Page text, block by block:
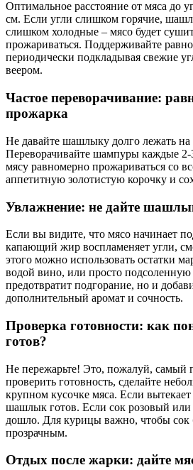
Оптимальное расстояние от мяса до
см. Если угли слишком горячие,
слишком холодные – мясо будет
прожариваться. Поддерживайте
периодически подкладывая свежие
веером.
Частое переворачивание:
прожарка
Не давайте шашлыку долго лежать на
Переворачивайте шампуры каждые
мясу равномерно прожариваться со
аппетитную золотистую корочку и
Увлажнение: не дайте
Если вы видите, что мясо начинает
капающий жир воспламеняет угли,
этого можно использовать остатки
водой вино, или просто подсоленную
предотвратит подгорание, но и
дополнительный аромат и сочность.
Проверка готовности: как
готов?
Не пережарьте! Это, пожалуй, самый
проверить готовность, сделайте
крупном кусочке мяса. Если
шашлык готов. Если сок розовый
дошло. Для курицы важно, чтобы сок
прозрачным.
Отдых после жарки: дайте